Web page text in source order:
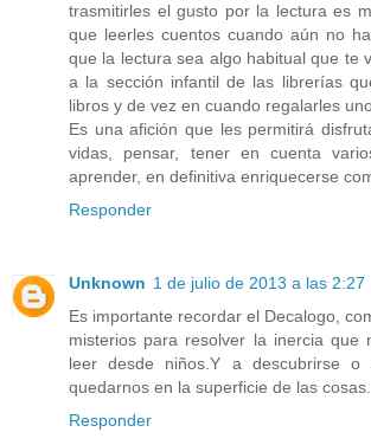
trasmitirles el gusto por la lectura es
que leerles cuentos cuando aún no
que la lectura sea algo habitual que te
a la sección infantil de las librerías
libros y de vez en cuando regalarles
Es una afición que les permitirá
vidas, pensar, tener en cuenta
aprender, en definitiva enriquecerse
Responder
Unknown 1 de julio de 2013 a las 2:27
Es importante recordar el Decalogo,
misterios para resolver la inercia que
leer desde niños.Y a descubrirse
quedarnos en la superficie de las cosas.
Responder